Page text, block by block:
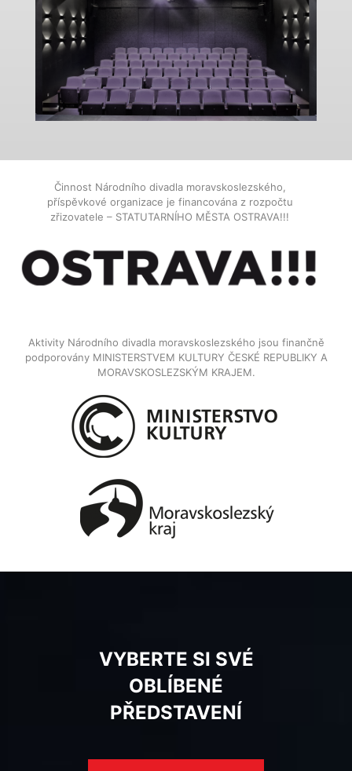
Činnost Národního divadla moravskoslezského,
příspěvkové organizace je financována z rozpočtu
zřizovatele – STATUTARNÍHO MĚSTA OSTRAVA!!!
Aktivity Národního divadla moravskoslezského jsou finančně
podporovány MINISTERSTVEM KULTURY ČESKÉ REPUBLIKY A
MORAVSKOSLEZSKÝM KRAJEM.
VYBERTE SI SVÉ
OBLÍBENÉ
PŘEDSTAVENÍ